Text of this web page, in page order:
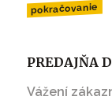
pokračovanie
PREDAJŇA
Vážení